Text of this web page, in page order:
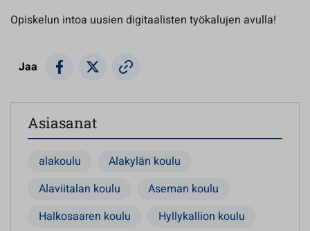
Opiskelun intoa uusien digitaalisten työkalujen avulla!
Jaa
Asiasanat
alakoulu
Alakylän koulu
Alaviitalan koulu
Aseman koulu
Halkosaaren koulu
Hyllykallion koulu